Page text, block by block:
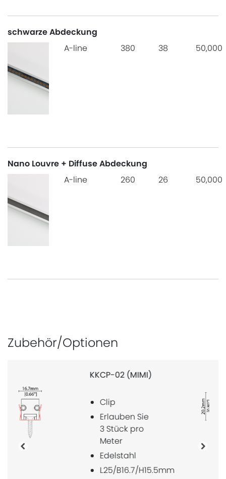
schwarze Abdeckung
A-line
380 38 50,000
Nano Louvre + Diffuse Abdeckung
A-line
260 26 50,000
Zubehör/Optionen
KKCP-14 (MIMI)
Erlauben Sie
2 Stück pro
Edelstahl
L25/B14/H21mm
Bisherige